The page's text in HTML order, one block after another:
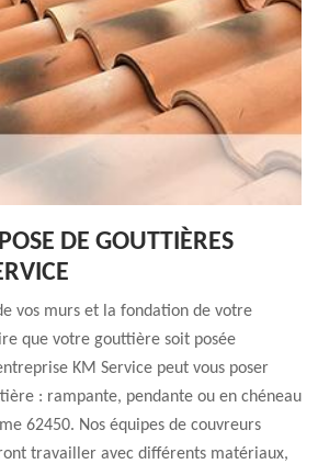
DE GOUTTIÈRES
vos murs et la fondation de votre
que votre gouttière soit posée
KM Service peut vous poser
: rampante, pendante ou en chéneau
62450. Nos équipes de couvreurs
travailler avec différents matériaux,